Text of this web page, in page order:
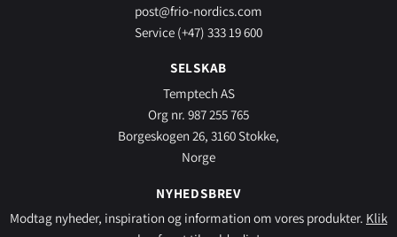
post@frio-nordics.com
Service (+47) 333 19 600
SELSKAB
Temptech AS
Org nr. 987 255 765
Borgeskogen 26, 3160 Stokke,
Norge
NYHEDSBREV
Modtag nyheder, inspiration og information om vores produkter. Klik